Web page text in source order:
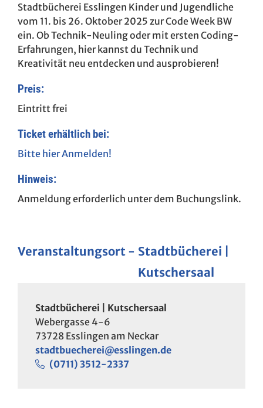
Stadtbücherei Esslingen Kinder und Jugendliche
vom 11. bis 26. Oktober 2025 zur Code Week BW
ein. Ob Technik-Neuling oder mit ersten Coding-
Erfahrungen, hier kannst du Technik und
Kreativität neu entdecken und ausprobieren!
Preis:
Eintritt frei
Ticket erhältlich bei:
Bitte hier Anmelden!
Hinweis:
Anmeldung erforderlich unter dem Buchungslink.
Veranstaltungsort
Stadtbücherei |
Kutschersaal
Stadtbücherei | Kutschersaal
Webergasse 4-6
73728 Esslingen am Neckar
stadtbuecherei@esslingen.de
(0711) 3512-2337